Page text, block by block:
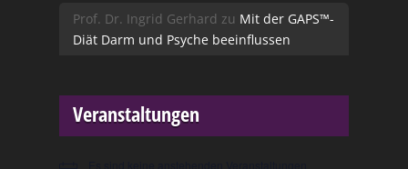
Prof. Dr. Ingrid Gerhard zu Mit der GAPS™-
Diät Darm und Psyche beeinflussen
Veranstaltungen